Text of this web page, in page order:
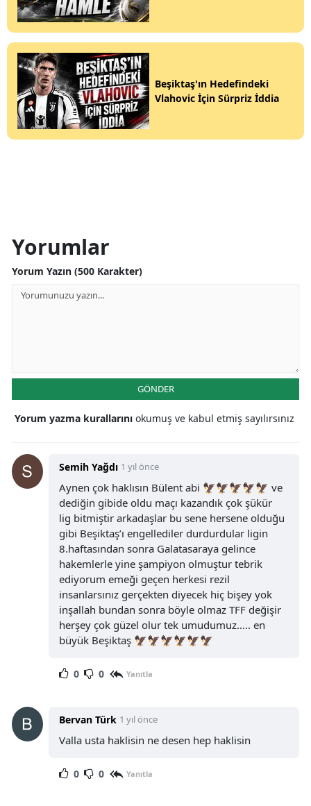
Beşiktaş'ın Hedefindeki
Vlahovic İçin Sürpriz İddia
Yorumlar
Yorum Yazın (500 Karakter)
GÖNDER
Yorum yazma kurallarını okumuş ve kabul etmiş sayılırsınız
Semih Yağdı 1 yıl önce
Aynen çok haklısın Bülent abi 🦅🦅🦅🦅🦅 ve
dediğin gibide oldu maçı kazandık çok şükür
lig bitmiştir arkadaşlar bu sene hersene olduğu
gibi Beşiktaş’ı engellediler durdurdular ligin
8.haftasından sonra Galatasaraya gelince
hakemlerle yine şampiyon olmuştur tebrik
ediyorum emeği geçen herkesi rezil
insanlarsınız gerçekten diyecek hiç bişey yok
inşallah bundan sonra böyle olmaz TFF değişir
herşey çok güzel olur tek umudumuz….. en
büyük Beşiktaş 🦅🦅🦅🦅🦅🦅
0 0 Yanıtla
Bervan Türk 1 yıl önce
Valla usta haklisin ne desen hep haklisin
0 0 Yanıtla